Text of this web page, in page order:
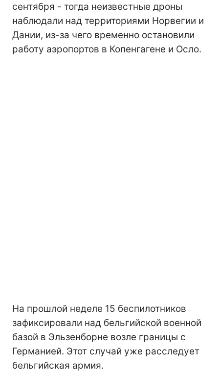
сентября - тогда неизвестные дроны
наблюдали над территориями Норвегии и
Дании, из-за чего временно остановили
работу аэропортов в Копенгагене и Осло.
На прошлой неделе 15 беспилотников
зафиксировали над бельгийской военной
базой в Эльзенборне возле границы с
Германией. Этот случай уже расследует
бельгийская армия.